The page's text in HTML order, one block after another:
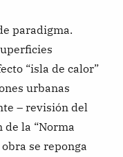
paradigma.
“isla de calor”
urbanas
– revisión del
la “Norma
se reponga